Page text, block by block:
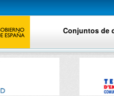
Conjuntos de